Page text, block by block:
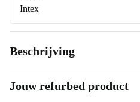
Intex
Beschrijving
Jouw refurbed product